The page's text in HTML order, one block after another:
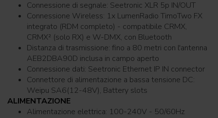
Connessione di segnale: Seetronic XLR 5p IN/OUT
Connessione Wireless: 1x LumenRadio TimoTwo FX
integrato (RDM completo) - compatibile CRMX,
CRMX² (solo RX) e W-DMX, con Bluetooth
Distanza di trasmissione: fino a 80 metri con l'antenna
AEB2DBA90D inclusa in campo aperto
Connessione dati: Seetronic Ethernet IP IN connector
Connettore di alimentazione a bassa tensione DC:
Weipu SA6(12-48V), Battery slots
ALIMENTAZIONE
Alimentazione elettrica: 100-240V - 50/60Hz